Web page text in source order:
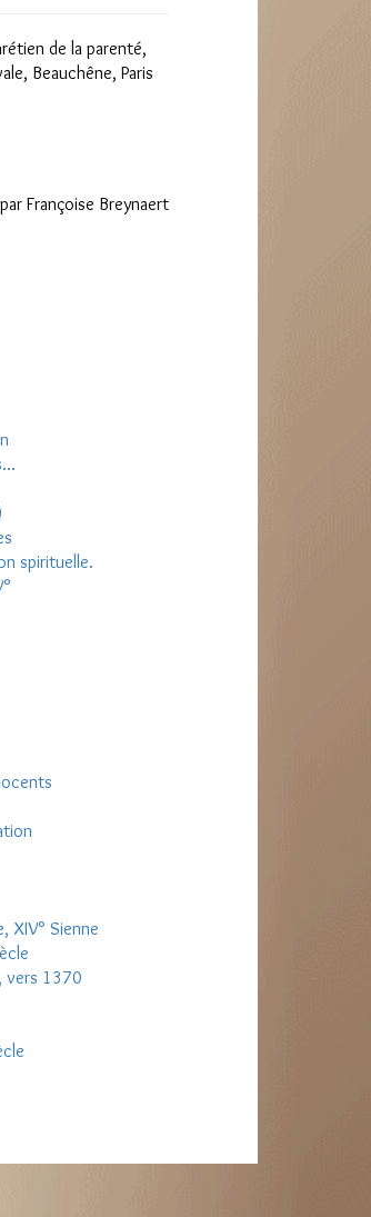
de la parenté,
Beauchêne, Paris
Françoise Breynaert
spirituelle.
XIV° Sienne
vers 1370